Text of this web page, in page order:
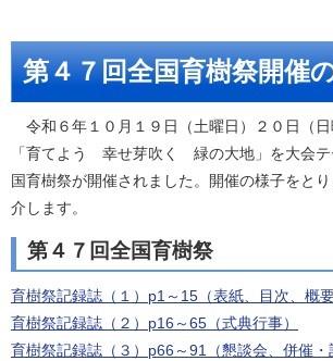
第４７回全国育樹祭開催
令和６年１０月１９日（土曜日）２０日（日
「育てよう 幸せ芽吹く 緑の大地」を大会テ
国育樹祭が開催されました。開催の様子をと
介します。
第４７回全国育樹祭
育樹祭記録誌（１）p1～15（表紙、目次、概
育樹祭記録誌（２）p16～65（式典行事）
育樹祭記録誌（３）p66～91（懇談会、併催